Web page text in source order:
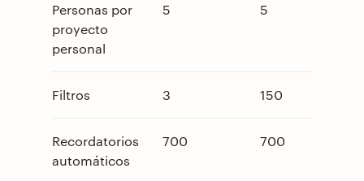
Personas por
proyecto
personal
5 5
Filtros 3 150
Recordatorios
automáticos
700 700